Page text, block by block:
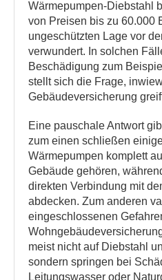
Wärmepumpen-Diebstahl
von Preisen bis zu 60.000
ungeschützten Lage vor
verwundert. In solchen
Beschädigung zum
stellt sich die Frage,
Gebäudeversicherung
Eine pauschale Antwort
zum einen schließen
Wärmepumpen komplett
Gebäude gehören,
direkten Verbindung mit
abdecken. Zum anderen
eingeschlossenen
meist nicht auf Diebstahl
sondern springen bei
Leitungswasser oder